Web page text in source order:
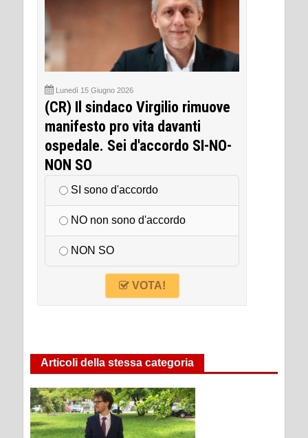
Lunedì 15 Giugno 2026
(CR) Il sindaco Virgilio rimuove
manifesto pro vita davanti
ospedale. Sei d'accordo SI-NO-
NON SO
SI sono d'accordo
NO non sono d'accordo
NON SO
VOTA!
Articoli della stessa categoria